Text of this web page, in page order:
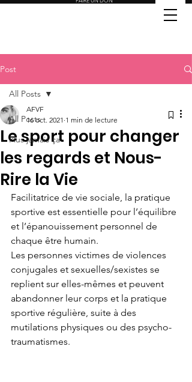
Post
All Posts
Plus jamais ça
All Posts
Le sport pour changer
les regards et Nous-
Rire la Vie
AFVF
16 oct. 2021 1 min de lecture
Facilitatrice de vie sociale, la pratique
sportive est essentielle pour l’équilibre
et l’épanouissement personnel de
chaque être humain.
Les personnes victimes de violences
conjugales et sexuelles/sexistes se
replient sur elles-mêmes et peuvent
abandonner leur corps et la pratique
sportive régulière, suite à des
mutilations physiques ou des psycho-
traumatismes.